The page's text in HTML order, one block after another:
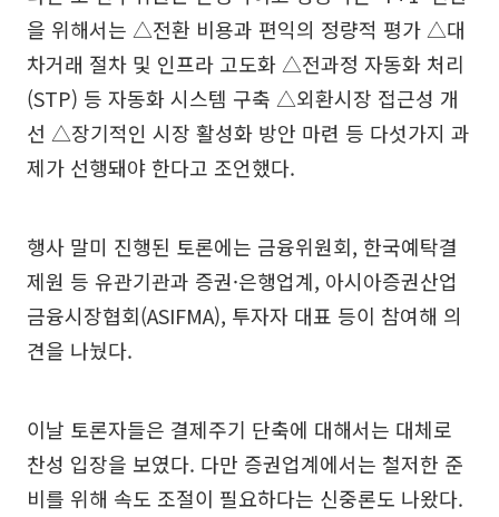
을 위해서는 △전환 비용과 편익의 정량적 평가 △대
차거래 절차 및 인프라 고도화 △전과정 자동화 처리
(STP) 등 자동화 시스템 구축 △외환시장 접근성 개
선 △장기적인 시장 활성화 방안 마련 등 다섯가지 과
제가 선행돼야 한다고 조언했다.
행사 말미 진행된 토론에는 금융위원회, 한국예탁결
제원 등 유관기관과 증권·은행업계, 아시아증권산업
금융시장협회(ASIFMA), 투자자 대표 등이 참여해 의
견을 나눴다.
이날 토론자들은 결제주기 단축에 대해서는 대체로
찬성 입장을 보였다. 다만 증권업계에서는 철저한 준
비를 위해 속도 조절이 필요하다는 신중론도 나왔다.